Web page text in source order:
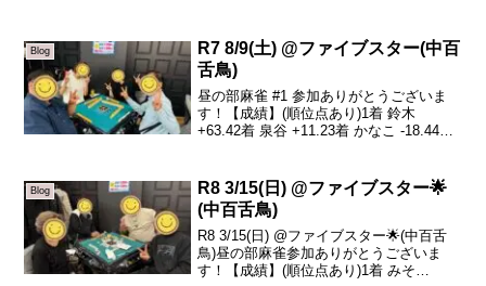
プは鈴木さんで...
Blog
R7 8/9(土) @ファイブスター(中百
舌鳥)
昼の部麻雀 #1 参加ありがとうございま
す！【成績】(順位点あり)1着 鈴木
+63.42着 泉谷 +11.23着 かなこ -18.44着
は泉谷さんの、後ろ見...
Blog
R8 3/15(日) @ファイブスター🌟
(中百舌鳥)
R8 3/15(日) @ファイブスター🌟(中百舌
鳥)昼の部麻雀参加ありがとうございま
す！【成績】(順位点あり)1着 みそ